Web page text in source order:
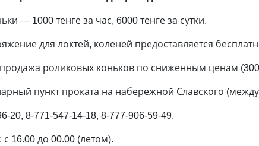
— 1000 тенге за час, 6000 тенге за сутки.
для локтей, коленей предоставляется
роликовых коньков по сниженным ценам
пункт проката на набережной Славского
20, 8-771-547-14-18, 8-777-906-59-49.
16.00 до 00.00 (летом).